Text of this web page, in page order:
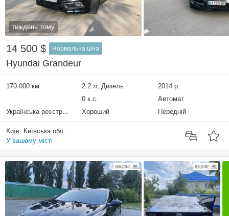
тиждень тому
14 500 $ Нормальна ціна
Hyundai Grandeur
170 000 км 2.2 л, Дизель
2014 р.
0 к.с.
Автомат
Українська реєстрація
Хороший Передній
Київ, Київська обл.
У вашому місті